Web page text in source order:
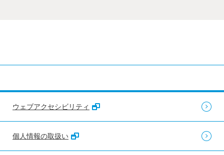
ウェブアクセシビリティ
個人情報の取扱い